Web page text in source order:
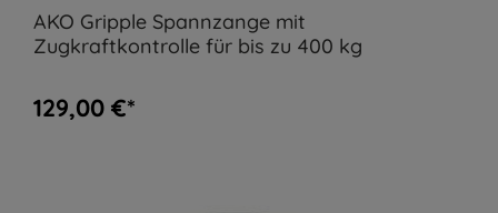
AKO Gripple Spannzange mit
Zugkraftkontrolle für bis zu 400 kg
129,00 €*